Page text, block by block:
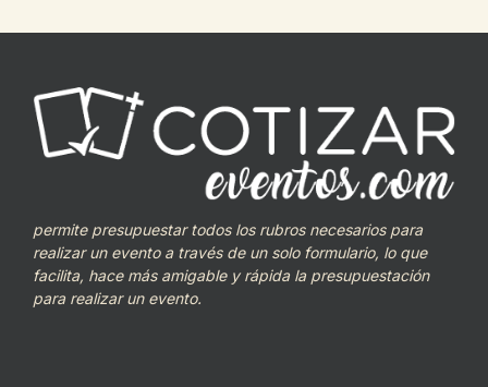
permite presupuestar todos los rubros necesarios para
realizar un evento a través de un solo formulario, lo que
facilita, hace más amigable y rápida la presupuestación
para realizar un evento.